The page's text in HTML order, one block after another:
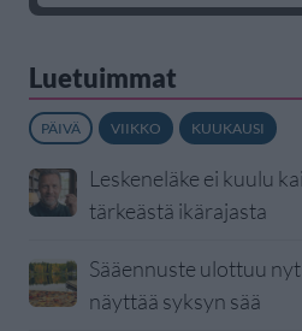
Luetuimmat
PÄIVÄ VIIKKO KUUKAUSI
Leskeneläke ei kuulu
tärkeästä ikärajasta
Sääennuste ulottuu
näyttää syksyn sää